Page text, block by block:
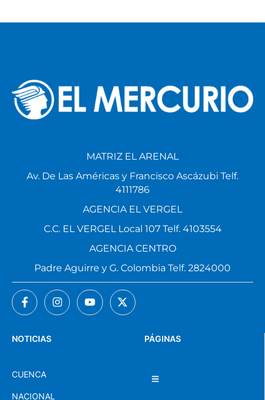
PÁGINAS
NOTICIAS
CUENCA
NACIONAL
MATRIZ EL ARENAL
Av. De Las Américas y Francisco Ascázubi Telf.
4111786
AGENCIA EL VERGEL
C.C. EL VERGEL Local 107 Telf. 4103554
AGENCIA CENTRO
Padre Aguirre y G. Colombia Telf. 2824000